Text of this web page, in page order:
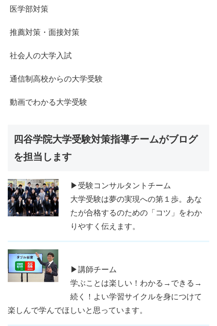
医学部対策
推薦対策・面接対策
社会人の大学入試
通信制高校からの大学受験
動画でわかる大学受験
四谷学院大学受験対策指導チームがブログ
を担当します
▶受験コンサルタントチーム
大学受験は夢の実現への第１歩。あな
たが合格するのための「コツ」をわか
りやすく伝えます。
▶講師チーム
学ぶことは楽しい！わかる→できる→
続く！よい学習サイクルを身につけて
楽しんで学んでほしいと思っています。